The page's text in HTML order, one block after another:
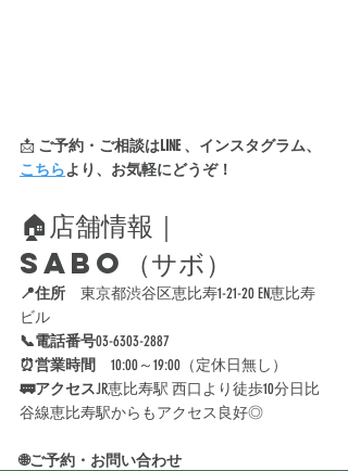
📩 ご予約・ご相談はLINE 、インスタグラム、
こちらより、お気軽にどうぞ！
🏠店舗情報｜
SABO（サボ）
📍住所 東京都渋谷区恵比寿1-21-20 EN恵比寿
ビル
📞電話番号03-6303-2887
⏰営業時間
10:00～19:00（定休日無し）
🚃アクセスJR恵比寿駅 西口より徒歩10分日比
谷線恵比寿駅からもアクセス良好◎
🌐ご予約・お問い合わせ